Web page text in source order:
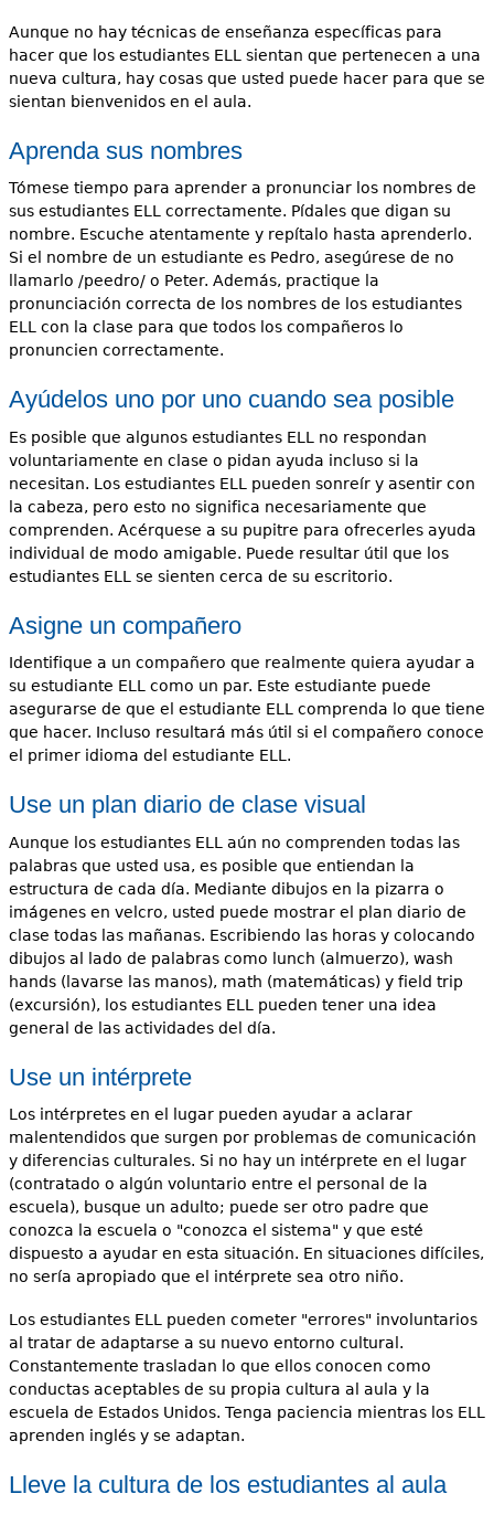
Aunque no hay técnicas de enseñanza específicas para
hacer que los estudiantes ELL sientan que pertenecen a una
nueva cultura, hay cosas que usted puede hacer para que se
sientan bienvenidos en el aula.
Aprenda sus nombres
Tómese tiempo para aprender a pronunciar los nombres de
sus estudiantes ELL correctamente. Pídales que digan su
nombre. Escuche atentamente y repítalo hasta aprenderlo.
Si el nombre de un estudiante es Pedro, asegúrese de no
llamarlo /peedro/ o Peter. Además, practique la
pronunciación correcta de los nombres de los estudiantes
ELL con la clase para que todos los compañeros lo
pronuncien correctamente.
Ayúdelos uno por uno cuando sea posible
Es posible que algunos estudiantes ELL no respondan
voluntariamente en clase o pidan ayuda incluso si la
necesitan. Los estudiantes ELL pueden sonreír y asentir con
la cabeza, pero esto no significa necesariamente que
comprenden. Acérquese a su pupitre para ofrecerles ayuda
individual de modo amigable. Puede resultar útil que los
estudiantes ELL se sienten cerca de su escritorio.
Asigne un compañero
Identifique a un compañero que realmente quiera ayudar a
su estudiante ELL como un par. Este estudiante puede
asegurarse de que el estudiante ELL comprenda lo que tiene
que hacer. Incluso resultará más útil si el compañero conoce
el primer idioma del estudiante ELL.
Use un plan diario de clase visual
Aunque los estudiantes ELL aún no comprenden todas las
palabras que usted usa, es posible que entiendan la
estructura de cada día. Mediante dibujos en la pizarra o
imágenes en velcro, usted puede mostrar el plan diario de
clase todas las mañanas. Escribiendo las horas y colocando
dibujos al lado de palabras como lunch (almuerzo), wash
hands (lavarse las manos), math (matemáticas) y field trip
(excursión), los estudiantes ELL pueden tener una idea
general de las actividades del día.
Use un intérprete
Los intérpretes en el lugar pueden ayudar a aclarar
malentendidos que surgen por problemas de comunicación
y diferencias culturales. Si no hay un intérprete en el lugar
(contratado o algún voluntario entre el personal de la
escuela), busque un adulto; puede ser otro padre que
conozca la escuela o "conozca el sistema" y que esté
dispuesto a ayudar en esta situación. En situaciones difíciles,
no sería apropiado que el intérprete sea otro niño.
Los estudiantes ELL pueden cometer "errores" involuntarios
al tratar de adaptarse a su nuevo entorno cultural.
Constantemente trasladan lo que ellos conocen como
conductas aceptables de su propia cultura al aula y la
escuela de Estados Unidos. Tenga paciencia mientras los ELL
aprenden inglés y se adaptan.
Lleve la cultura de los estudiantes al aula